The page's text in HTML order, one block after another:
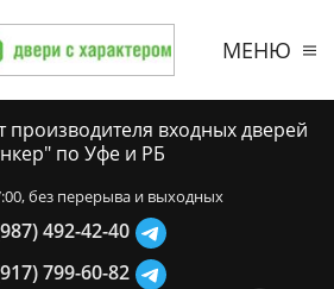
МЕНЮ
входных дверей
по Уфе и РБ
без перерыва и выходных
492-42-40
799-60-82